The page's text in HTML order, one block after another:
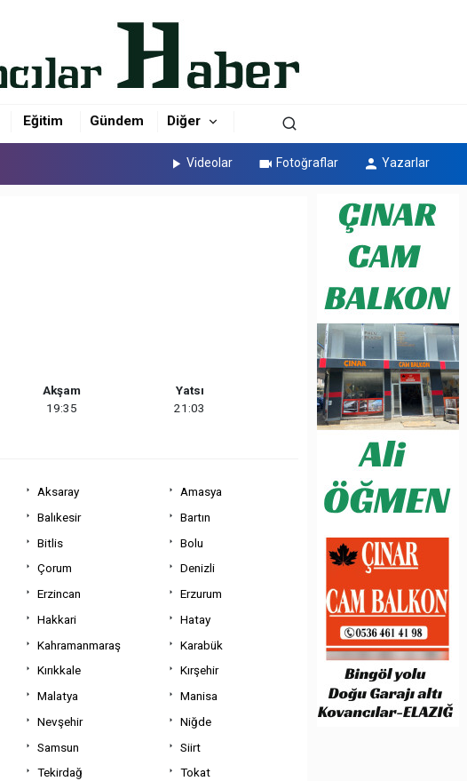
Eğitim Gündem Diğer
Videolar Fotoğraflar Yazarlar
Akşam
19:35
Yatsı
21:03
Aksaray
Amasya
Balıkesir
Bartın
Bitlis
Bolu
Çorum
Denizli
Erzincan
Erzurum
Hakkari
Hatay
Kahramanmaraş
Karabük
Kırıkkale
Kırşehir
Malatya
Manisa
Nevşehir
Niğde
Samsun
Siirt
Tekirdağ
Tokat